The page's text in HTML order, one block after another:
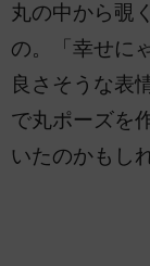
丸の中から覗
の。「幸せに
良さそうな表
で丸ポーズを
いたのかもし